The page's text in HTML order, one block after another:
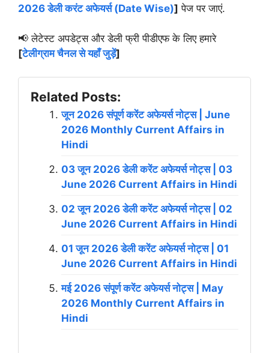
2026 डेली करंट अफेयर्स (Date Wise)] पेज पर जाएं.
📢 लेटेस्ट अपडेट्स और डेली फ्री पीडीएफ के लिए हमारे
[टेलीग्राम चैनल से यहाँ जुड़ें]
Related Posts:
जून 2026 संपूर्ण करेंट अफेयर्स नोट्स | June
2026 Monthly Current Affairs in
Hindi
03 जून 2026 डेली करेंट अफेयर्स नोट्स | 03
June 2026 Current Affairs in Hindi
02 जून 2026 डेली करेंट अफेयर्स नोट्स | 02
June 2026 Current Affairs in Hindi
01 जून 2026 डेली करेंट अफेयर्स नोट्स | 01
June 2026 Current Affairs in Hindi
मई 2026 संपूर्ण करेंट अफेयर्स नोट्स | May
2026 Monthly Current Affairs in
Hindi